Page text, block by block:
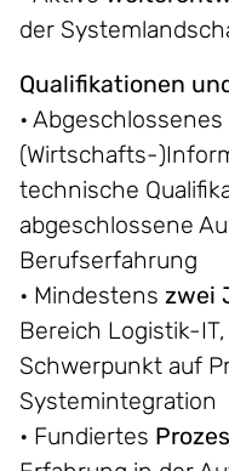
der
Qualifikationen
•
(Wirtschafts-
technische
abgeschlossene
Berufserfahrung
• Mindestens zwei
Bereich Logistik-
Schwerpunkt auf
Systemintegration
• Fundiertes